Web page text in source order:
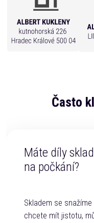
Často
Máte díly
na počkání?
Skladem se
chcete mít jistotu,